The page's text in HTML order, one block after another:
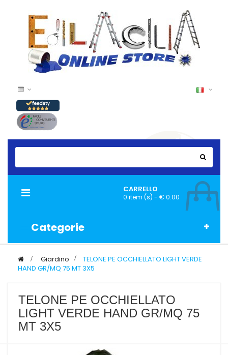
CARRELLO
0 item (s) - € 0.00
Categorie
Navigazione
> Giardino >
TELONE PE OCCHIELLATO LIGHT VERDE
HAND GR/MQ 75 MT 3X5
TELONE PE OCCHIELLATO
LIGHT VERDE HAND GR/MQ 75
MT 3X5